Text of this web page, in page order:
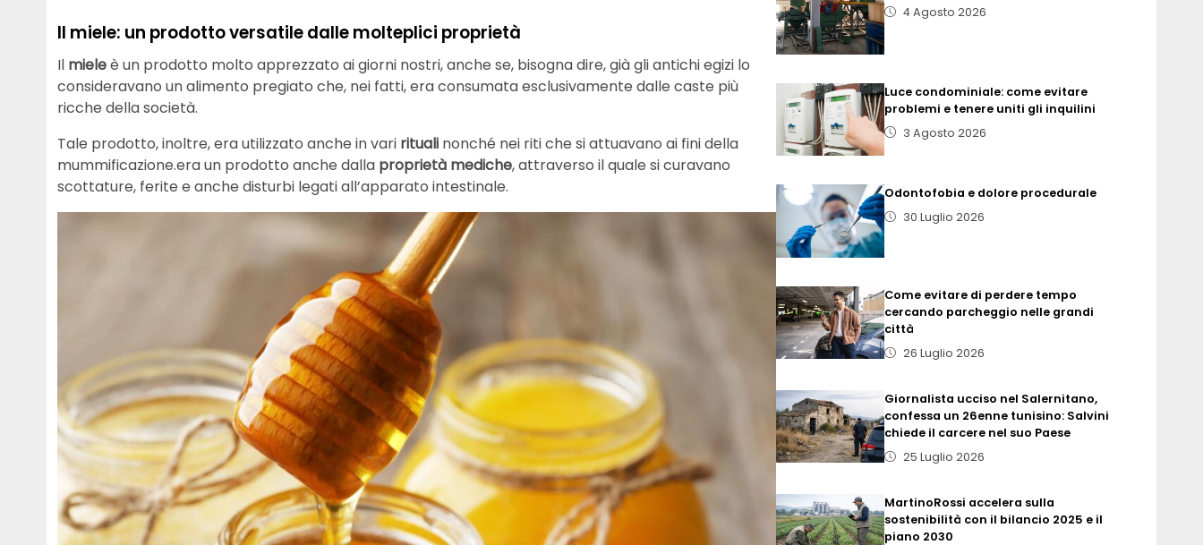
Il miele: un prodotto versatile dalle molteplici proprietà
Il mieleè un prodotto molto apprezzato ai giorni nostri, anche se, bisogna dire, già gli antichi egizi lo
consideravano un alimento pregiato che, nei fatti, era consumata esclusivamente dalle caste più
ricche della società.
Tale prodotto, inoltre, era utilizzato anche in vari rituali nonché nei riti che si attuavano ai fini della
mummificazione.era un prodotto anche dalla proprietà mediche, attraverso il quale si curavano
scottature, ferite e anche disturbi legati all’apparato intestinale.
4 Agosto 2026
Luce condominiale: come evitare
problemi e tenere uniti gli inquilini
3 Agosto 2026
Odontofobia e dolore procedurale
30 Luglio 2026
Come evitare di perdere tempo
cercando parcheggio nelle grandi
città
26 Luglio 2026
Giornalista ucciso nel Salernitano,
confessa un 26enne tunisino: Salvini
chiede il carcere nel suo Paese
25 Luglio 2026
MartinoRossi accelera sulla
sostenibilità con il bilancio 2025 e il
piano 2030